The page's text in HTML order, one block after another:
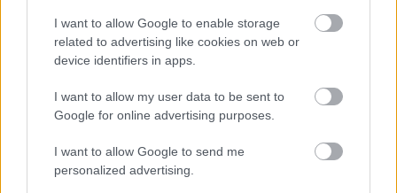
I want to allow Google to enable storage
related to advertising like cookies on web or
device identifiers in apps.
I want to allow my user data to be sent to
Google for online advertising purposes.
I want to allow Google to send me
personalized advertising.
Abban az időszakban, amikor a mezőnyben olyan
legendák versenyeztek, mint Jack Brabham,
Stirling Moss vagy Graham Hill, ez egészen
elképesztő teljesítménynek számított.
McLaren
később világbajnoki ezüstérmet is szerzett,
miközben fokozatosan a korszak egyik
legelismertebb versenyzőjévé vált.